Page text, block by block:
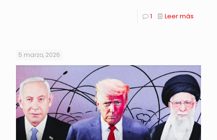
1 Leer más
5 marzo, 2026